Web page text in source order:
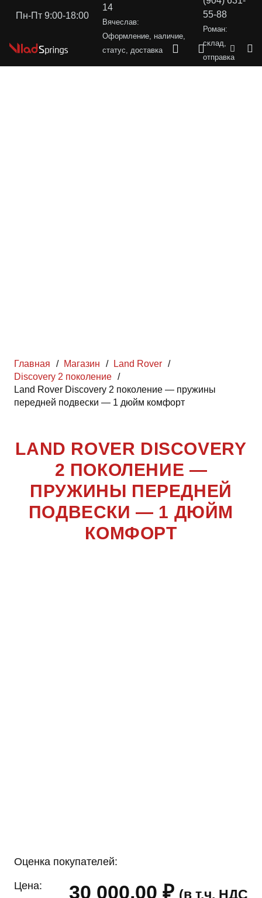
Пн-Пт 9:00-18:00
14
Вячеслав:
Оформление, наличие,
статус, доставка
55-88
Роман:
склад,
отправка
Главная / Магазин / Land Rover /
Discovery 2 поколение /
Land Rover Discovery 2 поколение — пружины
передней подвески — 1 дюйм комфорт
LAND ROVER DISCOVERY
2 ПОКОЛЕНИЕ —
ПРУЖИНЫ ПЕРЕДНЕЙ
ПОДВЕСКИ — 1 ДЮЙМ
КОМФОРТ
Оценка покупателей:
Цена: 30 000,00 ₽ (в т.ч. НДС